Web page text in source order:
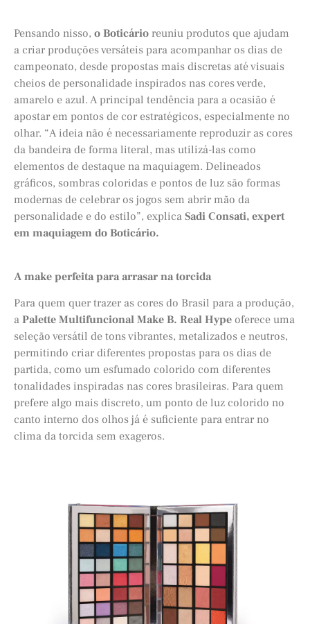
Pensando nisso, o Boticário reuniu produtos que ajudam
a criar produções versáteis para acompanhar os dias de
campeonato, desde propostas mais discretas até visuais
cheios de personalidade inspirados nas cores verde,
amarelo e azul. A principal tendência para a ocasião é
apostar em pontos de cor estratégicos, especialmente no
olhar. “A ideia não é necessariamente reproduzir as cores
da bandeira de forma literal, mas utilizá-las como
elementos de destaque na maquiagem. Delineados
gráficos, sombras coloridas e pontos de luz são formas
modernas de celebrar os jogos sem abrir mão da
personalidade e do estilo”, explica Sadi Consati, expert
em maquiagem do Boticário.
A make perfeita para arrasar na torcida
Para quem quer trazer as cores do Brasil para a produção,
a Palette Multifuncional Make B. Real Hype oferece uma
seleção versátil de tons vibrantes, metalizados e neutros,
permitindo criar diferentes propostas para os dias de
partida, como um esfumado colorido com diferentes
tonalidades inspiradas nas cores brasileiras. Para quem
prefere algo mais discreto, um ponto de luz colorido no
canto interno dos olhos já é suficiente para entrar no
clima da torcida sem exageros.